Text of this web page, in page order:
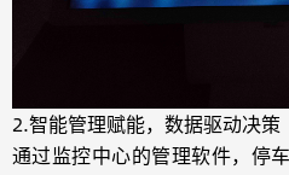
2.智能管理赋能，数据驱动决策
通过监控中心的管理软件，停